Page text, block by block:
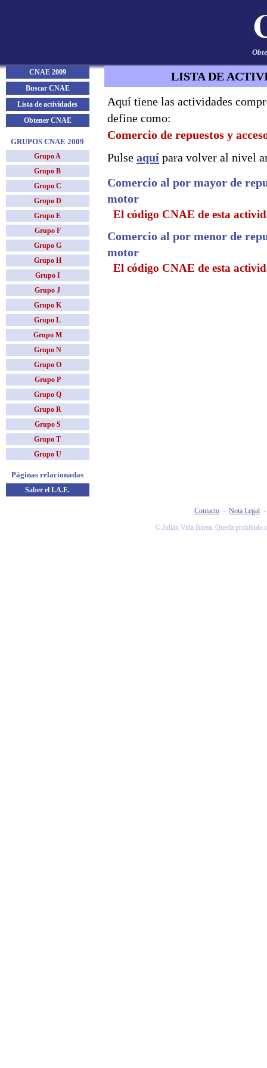
LISTA DE
Aquí tiene las actividades
define como:
Comercio de repuestos y
Pulse aquí para volver al nivel
Comercio al por mayor de
motor
El código CNAE de esta
Comercio al por menor de
motor
El código CNAE de esta
CNAE 2009
Buscar CNAE
Lista de actividades
Obtener CNAE
GRUPOS CNAE 2009
Grupo A
Grupo B
Grupo C
Grupo D
Grupo E
Grupo F
Grupo G
Grupo H
Grupo I
Grupo J
Grupo K
Grupo L
Grupo M
Grupo N
Grupo O
Grupo P
Grupo Q
Grupo R
Grupo S
Grupo T
Grupo U
Páginas relacionadas
Saber el I.A.E.
Contacto - Nota Legal
© Julián Vida Barea. Queda prohibido